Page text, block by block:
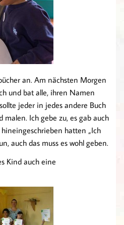
an. Am nächsten Morgen
und bat alle, ihren Namen
jeder in jedes andere Buch
malen. Ich gebe zu, es gab auch
hatten „Ich
auch das muss es wohl geben.
Kind auch eine